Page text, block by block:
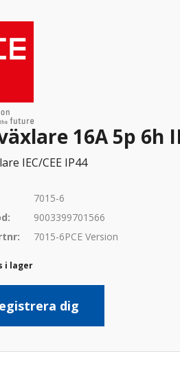
16A 5p 6h
IEC/CEE IP44
7015-6
9003399701566
7015-6PCE Version
i lager
dig